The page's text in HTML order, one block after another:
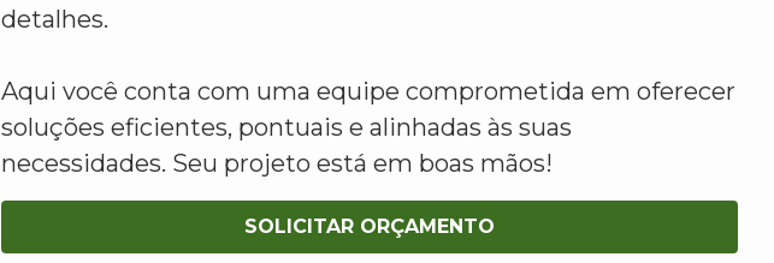
detalhes.
Aqui você conta com uma equipe comprometida em oferecer
soluções eficientes, pontuais e alinhadas às suas
necessidades. Seu projeto está em boas mãos!
SOLICITAR ORÇAMENTO